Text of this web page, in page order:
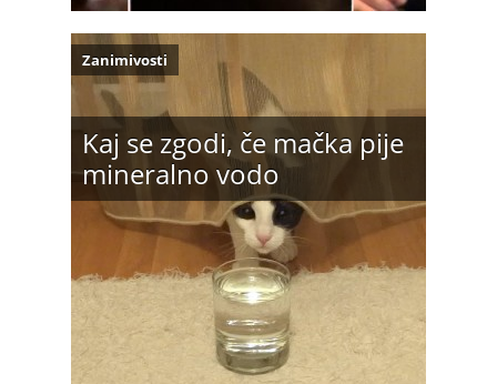
Kaj se zgodi, če mačka pije
mineralno vodo
Zanimivosti